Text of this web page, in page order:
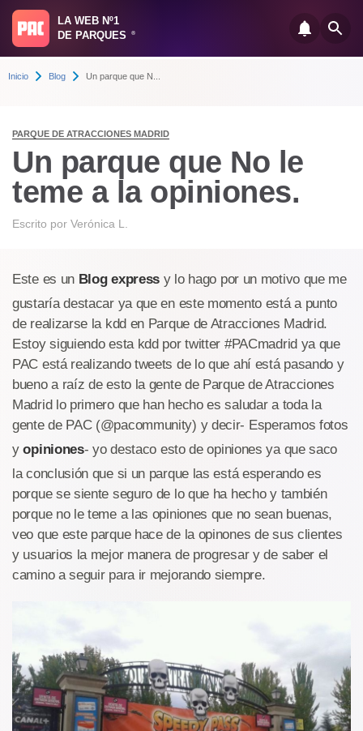
LA WEB Nº1
DE PARQUES
®
Inicio Blog Un parque que N...
PARQUE DE ATRACCIONES MADRID
Un parque que No le
teme a la opiniones.
Escrito por Verónica L.
Este es un Blog express y lo hago por un motivo que me
gustaría destacar ya que en este momento está a punto
de realizarse la kdd en Parque de Atracciones Madrid.
Estoy siguiendo esta kdd por twitter #PACmadrid ya que
PAC está realizando tweets de lo que ahí está pasando y
bueno a raíz de esto la gente de Parque de Atracciones
Madrid lo primero que han hecho es saludar a toda la
gente de PAC (@pacommunity) y decir- Esperamos fotos
yopiniones- yo destaco esto de opiniones ya que saco
la conclusión que si un parque las está esperando es
porque se siente seguro de lo que ha hecho y también
porque no le teme a las opiniones que no sean buenas,
veo que este parque hace de la opinones de sus clientes
y usuarios la mejor manera de progresar y de saber el
camino a seguir para ir mejorando siempre.